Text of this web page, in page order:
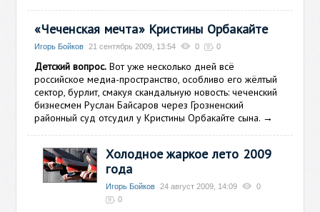
«Чеченская мечта» Кристины Орбакайте
Игорь Бойков 21 сентябрь 2009, 13:54 0 0
Детский вопрос. Вот уже несколько дней всё
российское медиа-пространство, особливо его жёлтый
сектор, бурлит, смакуя скандальную новость: чеченский
бизнесмен Руслан Байсаров через Грозненский
районный суд отсудил у Кристины Орбакайте сына. →
Холодное жаркое лето 2009
года
Игорь Бойков 24 август 2009, 14:09
0
0